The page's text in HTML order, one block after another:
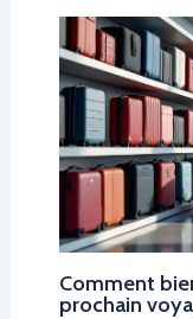
Comment
prochain